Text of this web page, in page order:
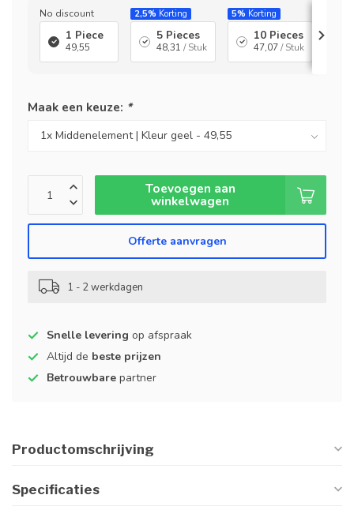
No discount
1 Piece
49,55
2,5% Korting
5 Pieces
48,31 / Stuk
5% Korting
10 Pieces
47,07/ Stuk
Maak een keuze: *
Toevoegen aan
winkelwagen
Offerte aanvragen
1 - 2 werkdagen
Snelle levering op afspraak
Altijd de beste prijzen
Betrouwbare partner
Productomschrijving
Specificaties